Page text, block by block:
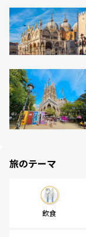
旅のテーマ
飲食